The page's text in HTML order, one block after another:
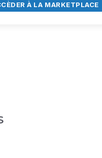
À LA MARKETPLACE